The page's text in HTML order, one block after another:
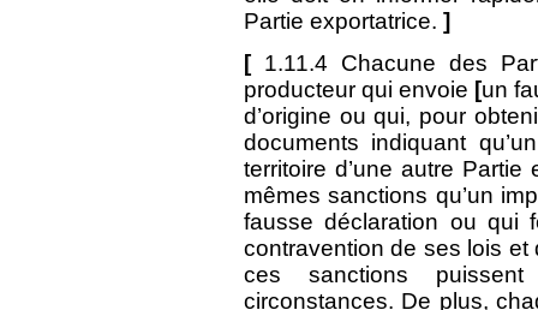
Partie exportatrice. ]
[ 1.11.4 Chacune des
producteur qui envoie [un
d’origine ou qui, pour
documents indiquant
territoire d’une autre Partie
mêmes sanctions qu’un
fausse déclaration ou qui
contravention de ses lois
ces sanctions
circonstances. De plus,